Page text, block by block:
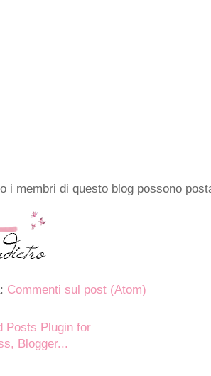
i membri di questo blog possono
Commenti sul post (Atom)